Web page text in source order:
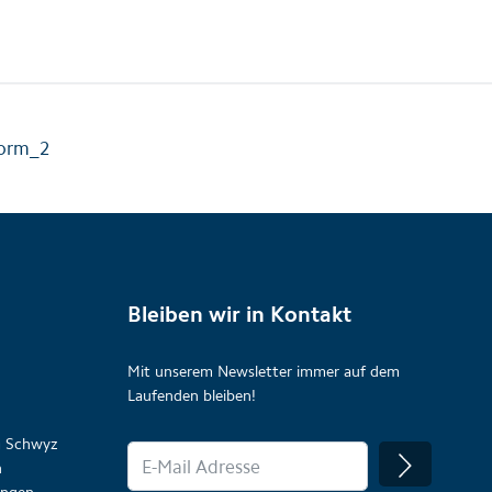
Schwyz
Bleiben wir in Kontakt
Mit unserem Newsletter immer auf dem
Laufenden bleiben!